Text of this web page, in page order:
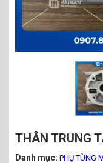
THÂN TRUNG
Danh mục: PHỤ TÙNG